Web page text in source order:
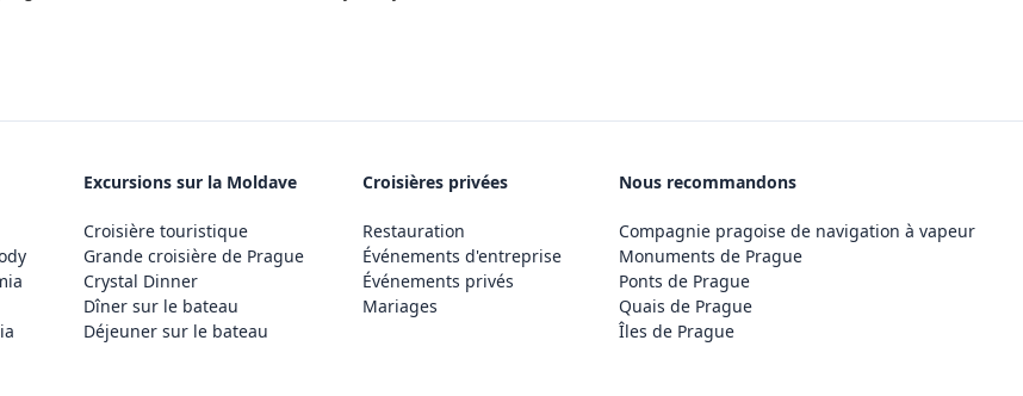
Excursions sur la Moldave
Croisière touristique
Grande croisière de Prague
Crystal Dinner
Dîner sur le bateau
Déjeuner sur le bateau
Croisières privées
Restauration
Événements d'entreprise
Événements privés
Mariages
Nous recommandons
Compagnie pragoise de navigation à vapeur
Monuments de Prague
Ponts de Prague
Quais de Prague
Îles de Prague